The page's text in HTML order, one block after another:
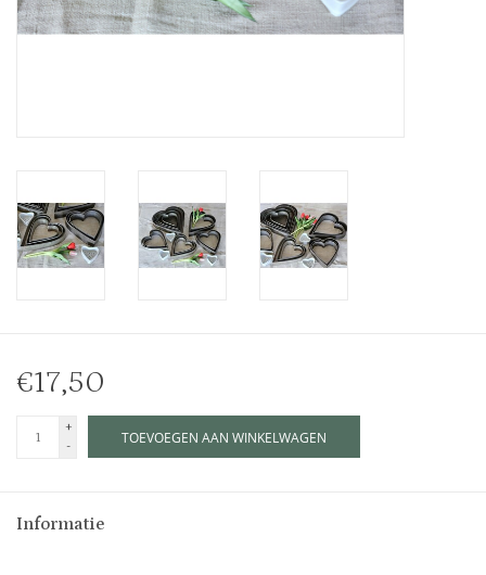
€17,50
+
-
TOEVOEGEN AAN WINKELWAGEN
Informatie